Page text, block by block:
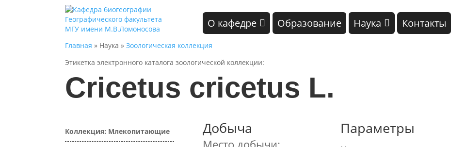
О кафедре Образование Наука Контакты
Главная » Наука »Зоологическая коллекция
Этикетка электронного каталога зоологической коллекции:
Cricetus cricetus L.
Коллекция: Млекопитающие Добыча
Место добычи:
Параметры